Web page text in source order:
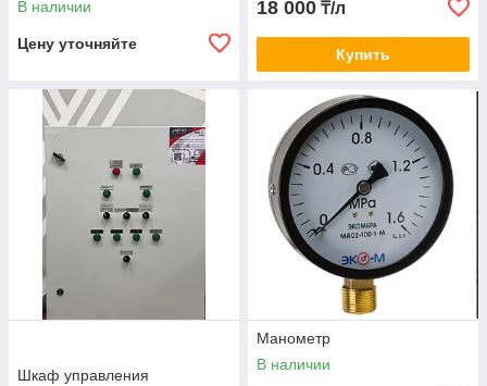
В наличии
Цену уточняйте
18 000 ₸/л
Купить
Шкаф управления
Манометр
В наличии